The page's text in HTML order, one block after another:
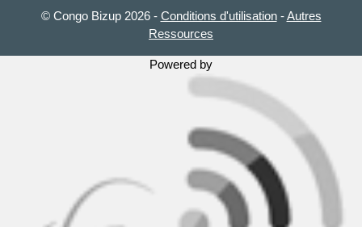
© Congo Bizup 2026 - Conditions d'utilisation-Autres
Ressources
Powered by